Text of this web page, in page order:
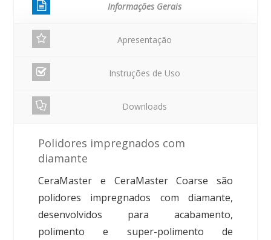
Informações Gerais
Apresentação
Instruções de Uso
Downloads
Polidores impregnados com
diamante
CeraMaster e CeraMaster Coarse são
polidores impregnados com diamante,
desenvolvidos para acabamento,
polimento e super-polimento de